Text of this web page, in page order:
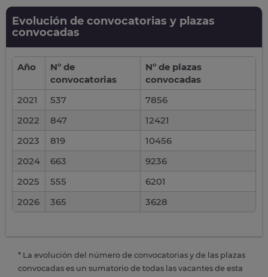
Evolución de convocatorias y plazas
convocadas
Año
Nº de
convocatorias
Nº de plazas
convocadas
2021
537
7856
2022
847
12421
2023
819
10456
2024
663
9236
2025
555
6201
2026
365 3628
* La evolución del número de convocatorias y de las plazas
convocadas es un sumatorio de todas las vacantes de esta